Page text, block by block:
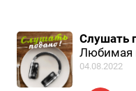
Слушать
Любимая
04.08.2022